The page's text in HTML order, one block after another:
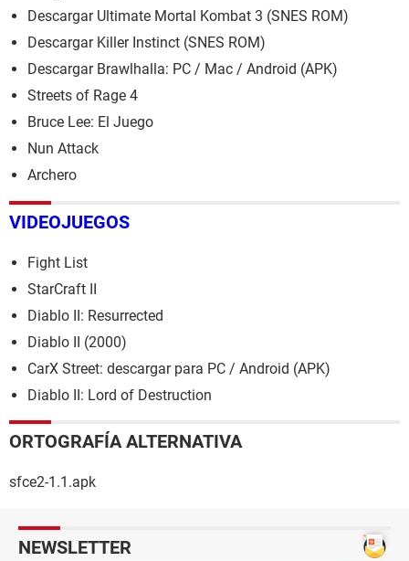
Descargar Ultimate Mortal Kombat 3 (SNES ROM)
Descargar Killer Instinct (SNES ROM)
Descargar Brawlhalla: PC / Mac / Android (APK)
Streets of Rage 4
Bruce Lee: El Juego
Nun Attack
Archero
VIDEOJUEGOS
Fight List
StarCraft II
Diablo II: Resurrected
Diablo II (2000)
CarX Street: descargar para PC / Android (APK)
Diablo II: Lord of Destruction
ORTOGRAFÍA ALTERNATIVA
sfce2-1.1.apk
NEWSLETTER